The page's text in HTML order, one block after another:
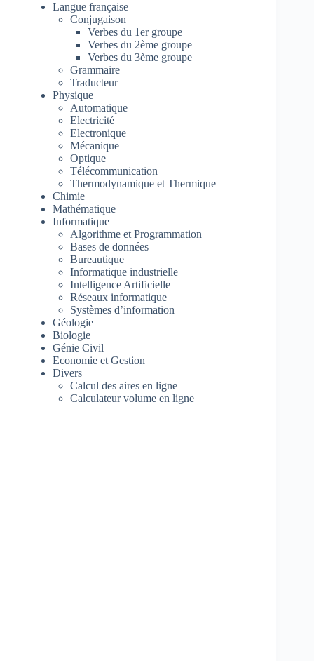
Langue française
Conjugaison
Verbes du 1er groupe
Verbes du 2ème groupe
Verbes du 3ème groupe
Grammaire
Traducteur
Physique
Automatique
Electricité
Electronique
Mécanique
Optique
Télécommunication
Thermodynamique et Thermique
Chimie
Mathématique
Informatique
Algorithme et Programmation
Bases de données
Bureautique
Informatique industrielle
Intelligence Artificielle
Réseaux informatique
Systèmes d’information
Géologie
Biologie
Génie Civil
Economie et Gestion
Divers
Calcul des aires en ligne
Calculateur volume en ligne